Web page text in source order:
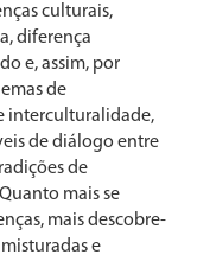
culturais,
diferença
e, assim, por
de
interculturalidade,
de diálogo entre
de
mais se
mais descobre-
e